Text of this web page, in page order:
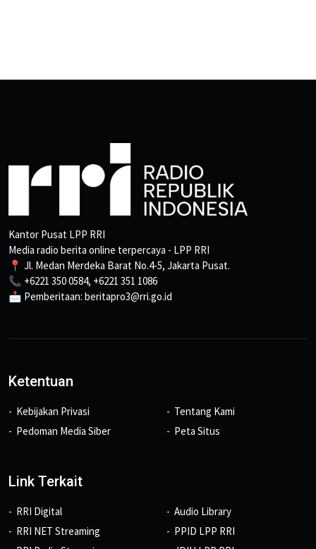
Kantor Pusat LPP RRI
Media radio berita online terpercaya - LPP RRI
📍 Jl. Medan Merdeka Barat No.4-5, Jakarta Pusat.
📞 +6221 350 0584, +6221 351 1086
📩 Pemberitaan: beritapro3@rri.go.id
Ketentuan
Kebijakan Privasi
Pedoman Media Siber
Tentang Kami
Peta Situs
Link Terkait
RRI Digital
RRI NET Streaming
Audio Library
PPID LPP RRI